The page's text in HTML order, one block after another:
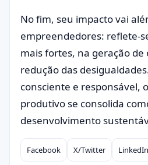
No fim, seu impacto vai
empreendedores: reflete-
mais fortes, na geração de
redução das
consciente e responsável,
produtivo se consolida
desenvolvimento
Compartilhar
Facebook X/Twitter LinkedIn